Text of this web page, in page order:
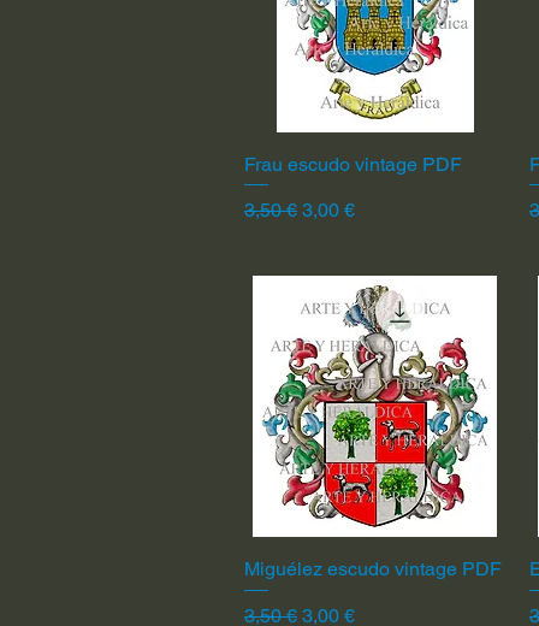
Vista rápida
Frau escudo vintage PDF
Precio
3,50 € Precio de oferta
3,00 €
Vista rápida
Miguélez escudo vintage PDF
Precio
3,50 € Precio de oferta
3,00 €